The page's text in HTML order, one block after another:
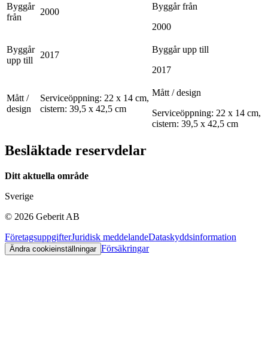
Byggår
från
2000
Byggår från
2000
Byggår
upp till
2017
Byggår upp till
2017
Mått /
design
Serviceöppning: 22 x 14 cm,
cistern: 39,5 x 42,5 cm
Mått / design
Serviceöppning: 22 x 14 cm,
cistern: 39,5 x 42,5 cm
Besläktade reservdelar
Ditt aktuella område
Sverige
© 2026 Geberit AB
FöretagsuppgifterJuridisk meddelandeDataskyddsinformation
Ändra cookieinställningar Försäkringar